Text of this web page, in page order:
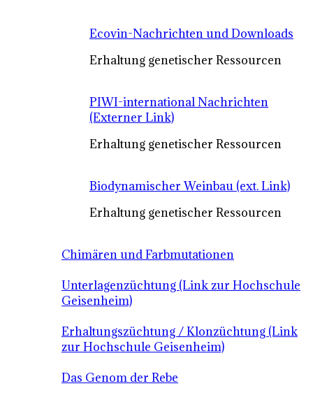
Ecovin-Nachrichten und Downloads
Erhaltung genetischer Ressourcen
PIWI-international Nachrichten
(Externer Link)
Erhaltung genetischer Ressourcen
Biodynamischer Weinbau (ext. Link)
Erhaltung genetischer Ressourcen
Chimären und Farbmutationen
Unterlagenzüchtung (Link zur Hochschule
Geisenheim)
Erhaltungszüchtung / Klonzüchtung (Link
zur Hochschule Geisenheim)
Das Genom der Rebe